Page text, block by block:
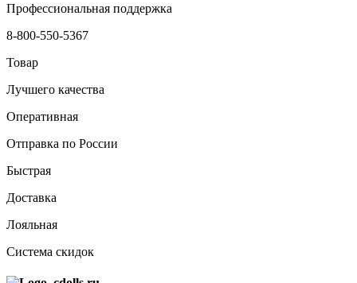
Профессиональная поддержка
8-800-550-5367
Товар
Лучшего качества
Оперативная
Отправка по России
Быстрая
Доставка
Лояльная
Система скидок